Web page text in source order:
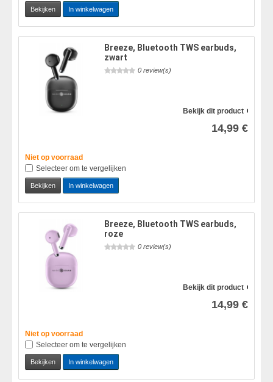
Bekijken In winkelwagen
Breeze, Bluetooth TWS earbuds,
zwart
0 review(s)
Bekijk dit product
14,99 €
Niet op voorraad
Selecteer om te vergelijken
Bekijken In winkelwagen
Breeze, Bluetooth TWS earbuds,
roze
0 review(s)
Bekijk dit product
14,99 €
Niet op voorraad
Selecteer om te vergelijken
Bekijken In winkelwagen